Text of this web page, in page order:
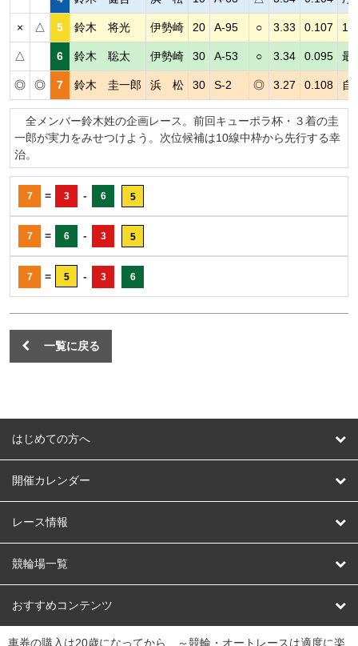
× △ 5 鈴木 将光 伊勢崎 20 A-95 ○ 3.33 0.107 10
△ 6 鈴木 聡太 伊勢崎 30 A-53 ○ 3.34 0.095 最
◎ ◎ 7 鈴木 圭一郎 浜 松 30 S-2 ◎ 3.27 0.108 自
全メンバー鈴木姓の企画レース。前回キューポラ杯・３着の圭
一郎が実力をみせつけよう。次位候補は10線中枠から先行する幸
治。
7 = 3 - 6 5
7 = 6 - 3 5
7 = 5 - 3 6
一覧に戻る
はじめての方へ
はじめての方へ
開催カレンダー
競輪
オートレース
競輪くじ
レース情報
レース予想
レース結果
競輪場一覧
北日本 函館競輪場
おすすめコンテンツ
車券の購入は20歳になってから ～競輪・オートレースは適度に楽